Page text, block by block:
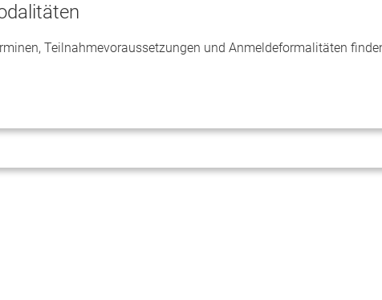
Teilnahmevoraussetzungen und Anmeldeformalitäten